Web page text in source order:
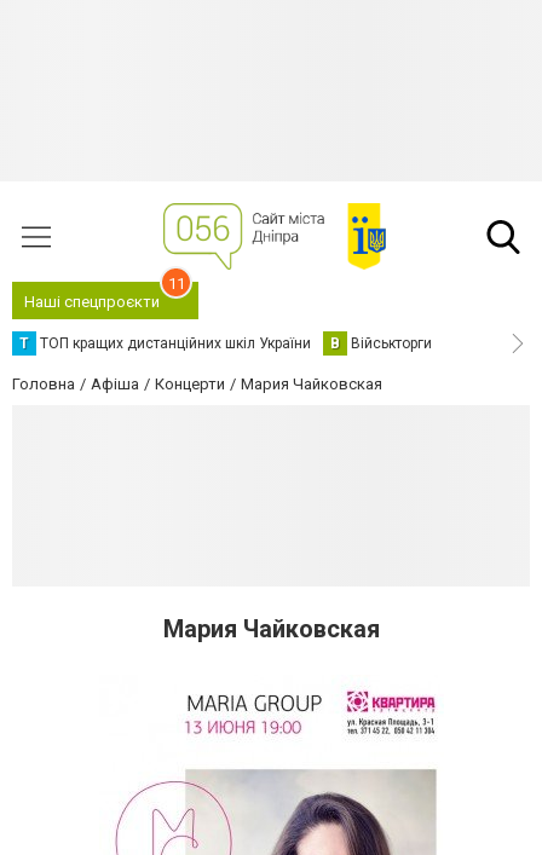
Наші спецпроєкти
11
Т ТОП кращих дистанційних шкіл України В Військторги
Головна Афіша Концерти Мария Чайковская
Мария Чайковская